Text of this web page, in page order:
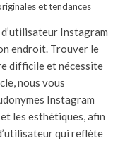
et tendances
Instagram
endroit. Trouver le
difficile et nécessite
nous vous
Instagram
les esthétiques, afin
qui reflète